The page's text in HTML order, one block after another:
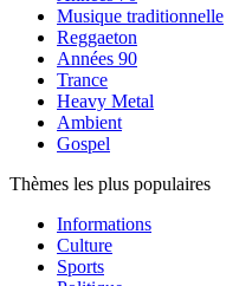
Musique traditionnelle
Reggaeton
Années 90
Trance
Heavy Metal
Ambient
Gospel
Thèmes les plus populaires
Informations
Culture
Sports